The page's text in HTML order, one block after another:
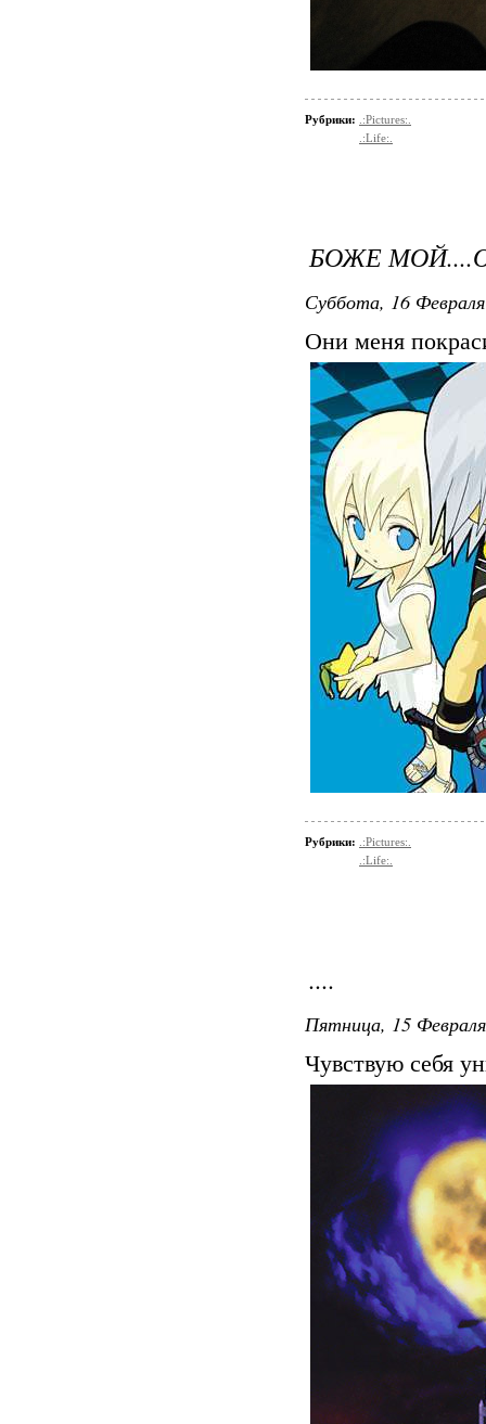
Рубрики:
.:Pictures:.
.:Life:.
БОЖЕ
Суббота, 16
Они меня
Рубрики:
.:Pictures:.
.:Life:.
....
Пятница, 15
Чувствую себя